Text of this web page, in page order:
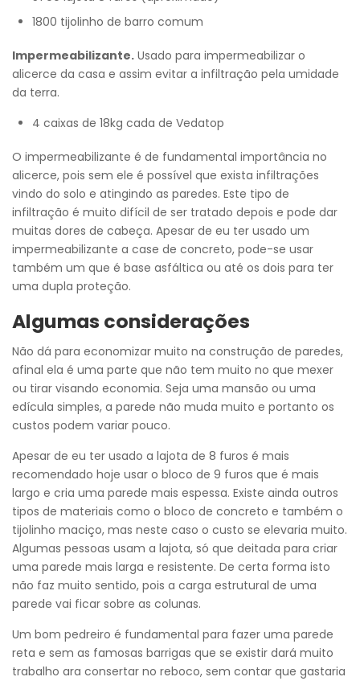
1800 tijolinho de barro comum
Impermeabilizante. Usado para impermeabilizar o
alicerce da casa e assim evitar a infiltração pela umidade
da terra.
4 caixas de 18kg cada de Vedatop
O impermeabilizante é de fundamental importância no
alicerce, pois sem ele é possível que exista infiltrações
vindo do solo e atingindo as paredes. Este tipo de
infiltração é muito difícil de ser tratado depois e pode dar
muitas dores de cabeça. Apesar de eu ter usado um
impermeabilizante a case de concreto, pode-se usar
também um que é base asfáltica ou até os dois para ter
uma dupla proteção.
Algumas considerações
Não dá para economizar muito na construção de paredes,
afinal ela é uma parte que não tem muito no que mexer
ou tirar visando economia. Seja uma mansão ou uma
edícula simples, a parede não muda muito e portanto os
custos podem variar pouco.
Apesar de eu ter usado a lajota de 8 furos é mais
recomendado hoje usar o bloco de 9 furos que é mais
largo e cria uma parede mais espessa. Existe ainda outros
tipos de materiais como o bloco de concreto e também o
tijolinho maciço, mas neste caso o custo se elevaria muito.
Algumas pessoas usam a lajota, só que deitada para criar
uma parede mais larga e resistente. De certa forma isto
não faz muito sentido, pois a carga estrutural de uma
parede vai ficar sobre as colunas.
Um bom pedreiro é fundamental para fazer uma parede
reta e sem as famosas barrigas que se existir dará muito
trabalho ara consertar no reboco, sem contar que gastaria